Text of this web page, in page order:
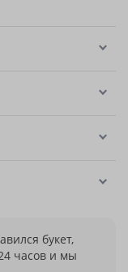
букет,
часов и мы